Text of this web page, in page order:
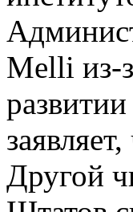
Melli из-
Другой